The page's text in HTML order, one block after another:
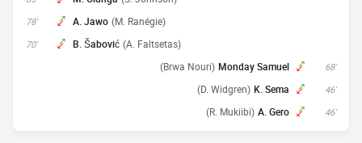
78' A. Jawo (M. Ranégie)
70' B. Šabović (A. Faltsetas)
68'
Monday Samuel
(Brwa Nouri)
46'
K. Sema
(D. Widgren)
46'
A. Gero
(R. Mukiibi)